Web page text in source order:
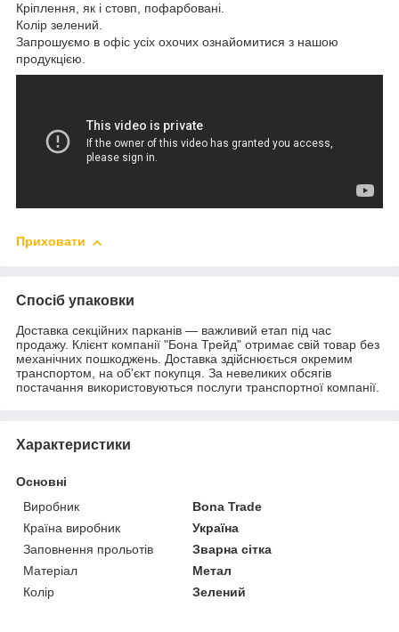
Кріплення, як і стовп, пофарбовані.
Колір зелений.
Запрошуємо в офіс усіх охочих ознайомитися з нашою
продукцією.
Приховати
Спосіб упаковки
Доставка секційних парканів — важливий етап під час
продажу. Клієнт компанії "Бона Трейд" отримає свій товар без
механічних пошкоджень. Доставка здійснюється окремим
транспортом, на об'єкт покупця. За невеликих обсягів
постачання використовуються послуги транспортної компанії.
Характеристики
Основні
Виробник
Bona Trade
Країна виробник
Україна
Заповнення прольотів
Зварна сітка
Матеріал
Метал
Колір
Зелений